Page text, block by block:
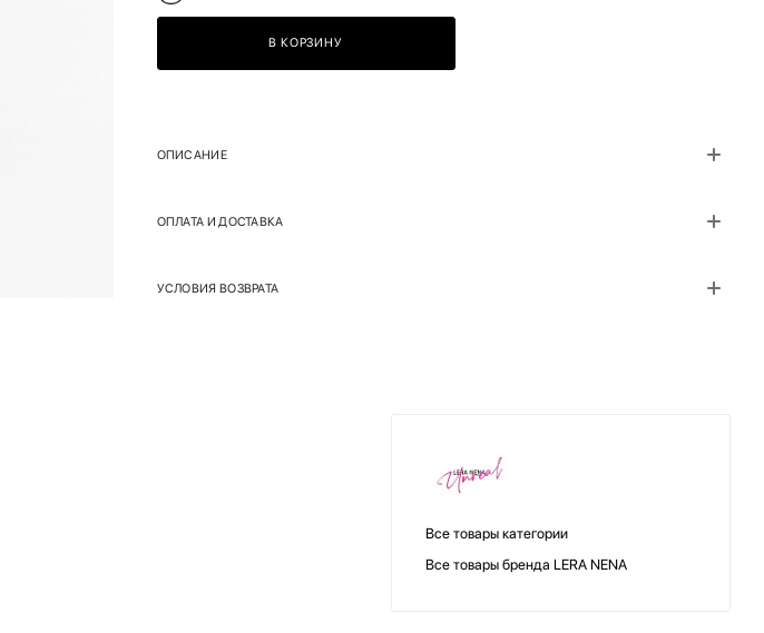
В КОРЗИНУ
ОПИСАНИЕ
ОПЛАТА И ДОСТАВКА
УСЛОВИЯ ВОЗВРАТА
Все товары категории
Все товары бренда LERA NENA